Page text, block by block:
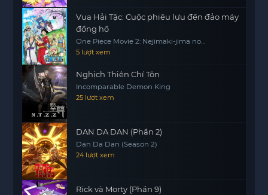
Vua Hải Tặc: Cuộc phiêu lưu đến đảo máy
đồng hồ
One Piece Movie 2: Nejimaki-jima no
Daibouken, One Piece: Nejimakijima no
Bouken, One Piece: Nejimaki Shima no
5 lượt xem
Nghịch Thiên Chí Tôn
Incomparable Demon King
25 lượt xem
DAN DA DAN (Phần 2)
Dan Da Dan (Season 2)
24 lượt xem
Rick và Morty (Phần 9)